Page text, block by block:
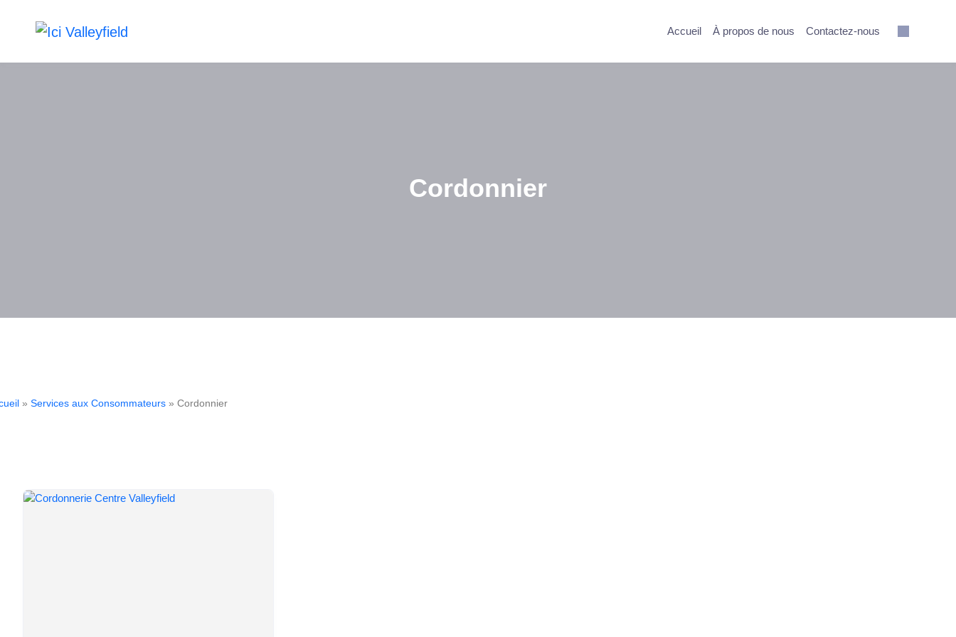
Accueil À propos de nous Contactez-nous
Cordonnier
» Services aux Consommateurs » Cordonnier